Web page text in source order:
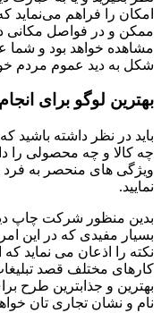
امکان را فراهم می‌نماید
ممکن و در فواصل مکانی
مشاهده خواهد بود و شما
شکل به دید عموم مردم
بهترین لوگو برای
باید در نظر داشته باشید
چه کالا و چه محصولی را
ویژگی های منحصر به فرد
نمایید.
بدین منظور شرکت چاپ
بسیار مفیدی که در این
نکته را اذعان می نماید
کارهای مختلف قصد تبلیغات
بهترین و جذابترین طرح
نام و نشان تجاری تان